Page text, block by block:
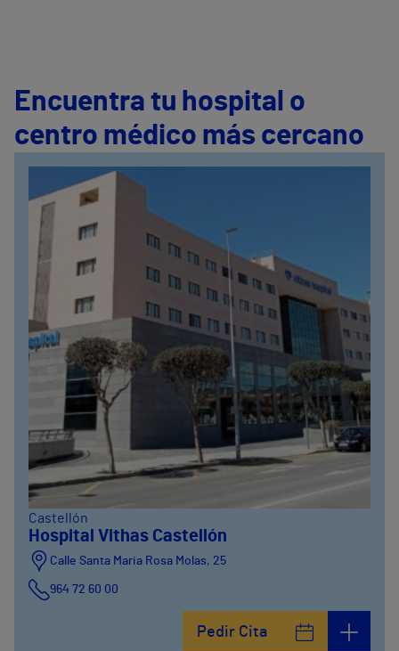
Encuentra tu hospital o
centro médico más cercano
Castellón
Hospital Vithas Castellón
Calle Santa Maria Rosa Molas, 25
964 72 60 00
Pedir Cita